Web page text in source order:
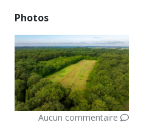
Photos
Aucun commentaire